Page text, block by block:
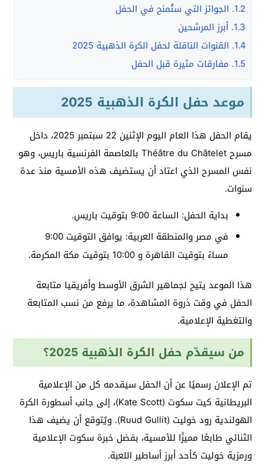
1.2. الجوائز التي ستُمنح في الحفل
1.3. أبرز المرشحين
1.4. القنوات الناقلة لحفل الكرة الذهبية 2025
1.5. مفارقات مثيرة قبل الحفل
موعد حفل الكرة الذهبية 2025
يقام الحفل هذا العام اليوم الإثنين 22 سبتمبر 2025، داخل
مسرح Théâtre du Châtelet بالعاصمة الفرنسية باريس، وهو
نفس المسرح الذي اعتاد أن يستضيف هذه الأمسية منذ عدة
سنوات.
بداية الحفل: الساعة 9:00 بتوقيت باريس.
في مصر والمنطقة العربية: يوافق التوقيت 9:00
مساءً بتوقيت القاهرة و 10:00 بتوقيت مكة المكرمة.
هذا الموعد يتيح لجماهير الشرق الأوسط وأفريقيا متابعة
الحفل في وقت ذروة المشاهدة، ما يرفع من نسب المتابعة
والتغطية الإعلامية.
من سيقدّم حفل الكرة الذهبية 2025؟
تم الإعلان رسميًا عن أن الحفل سيقدمه كل من الإعلامية
البريطانية كيت سكوت (Kate Scott)، إلى جانب أسطورة الكرة
الهولندية رود خوليت (Ruud Gullit). ويُتوقع أن يضيف هذا
الثنائي طابعًا مميزًا للأمسية، بفضل خبرة سكوت الإعلامية
ورمزية خوليت كأحد أبرز أساطير اللعبة.